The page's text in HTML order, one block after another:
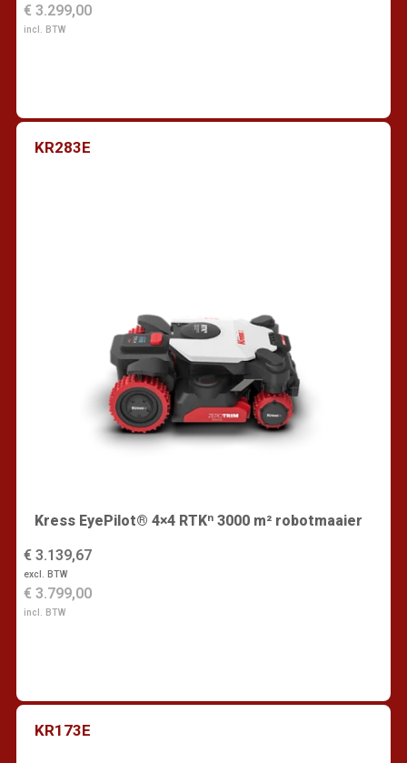
€ 3.299,00
incl. BTW
KR283E
Kress EyePilot® 4×4 RTKⁿ 3000 m² robotmaaier
€ 3.139,67
excl. BTW
€ 3.799,00
incl. BTW
KR173E